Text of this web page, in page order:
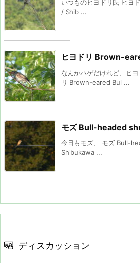
いつものヒヨドリ氏 ヒヨ
/ Shib ...
ヒヨドリ Brown-
なんかハゲだけれど、ヒ
リ Brown-eared Bul ...
モズ Bull-headed
今日もモズ、 モズ Bull-
Shibukawa ...
ディスカッション